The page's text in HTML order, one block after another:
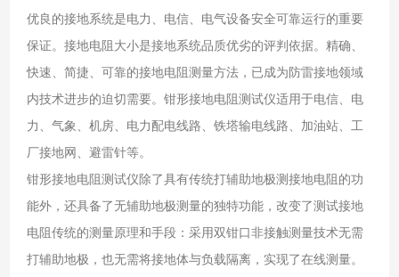
优良的接地系统是电力、电信、电气设备安全可靠运行的重要
保证。接地电阻大小是接地系统品质优劣的评判依据。精确、
快速、简捷、可靠的接地电阻测量方法，已成为防雷接地领域
内技术进步的迫切需要。钳形接地电阻测试仪适用于电信、电
力、气象、机房、电力配电线路、铁塔输电线路、加油站、工
厂接地网、避雷针等。
钳形接地电阻测试仪除了具有传统打辅助地极测接地电阻的功
能外，还具备了无辅助地极测量的独特功能，改变了测试接地
电阻传统的测量原理和手段：采用双钳口非接触测量技术无需
打辅助地极，也无需将接地体与负载隔离，实现了在线测量。